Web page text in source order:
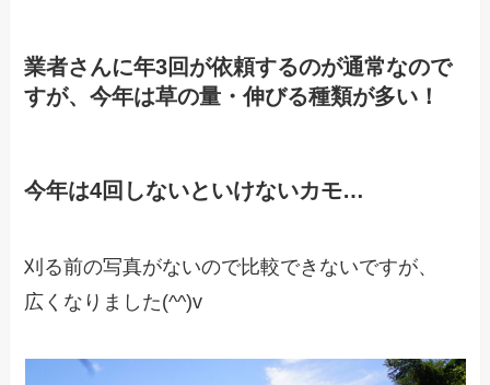
業者さんに年3回が依頼するのが通常なので
すが、今年は草の量・伸びる種類が多い！
今年は4回しないといけないカモ…
刈る前の写真がないので比較できないですが、
広くなりました(^^)v